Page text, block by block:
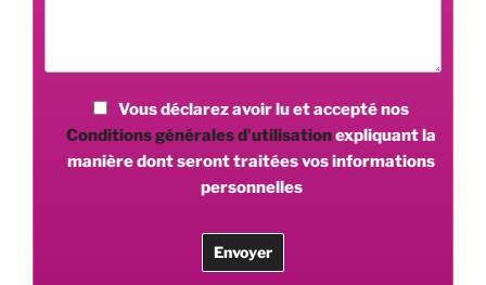
Vous déclarez avoir lu et accepté nos
Conditions générales d’utilisationexpliquant la
manière dont seront traitées vos informations
personnelles